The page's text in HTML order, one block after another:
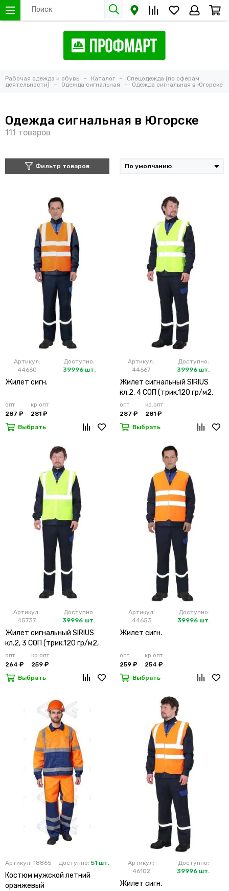
Рабочая одежда и обувь Каталог
Спецодежда (по сферам
деятельности)
Одежда сигнальная Одежда сигнальная в Югорске
Одежда сигнальная в Югорске
Фильтр товаров
Артикул:
44660
Доступно:
39996 шт.
Жилет сигн.
опт
287 ₽
кр.опт
281 ₽
Выбрать
Артикул:
44667
Доступно:
39996 шт.
Жилет сигнальный SIRIUS
кл.2, 4 СОП (трик.120 гр/м2,
карманы) лимонный
опт
287 ₽
кр.опт
281 ₽
Выбрать
Артикул:
45737
Доступно:
39996 шт.
Жилет сигнальный SIRIUS
кл.2, 3 СОП (трик.120 гр/м2,
карманы) лимонный
опт
264 ₽
кр.опт
259 ₽
Выбрать
Артикул:
44653
Доступно:
39996 шт.
Жилет сигн.
опт
259 ₽
кр.опт
254 ₽
Выбрать
Артикул: 18865 Доступно: 51 шт.
Костюм мужской летний
оранжевый
Артикул:
46102
Доступно:
39996 шт.
Жилет сигн.